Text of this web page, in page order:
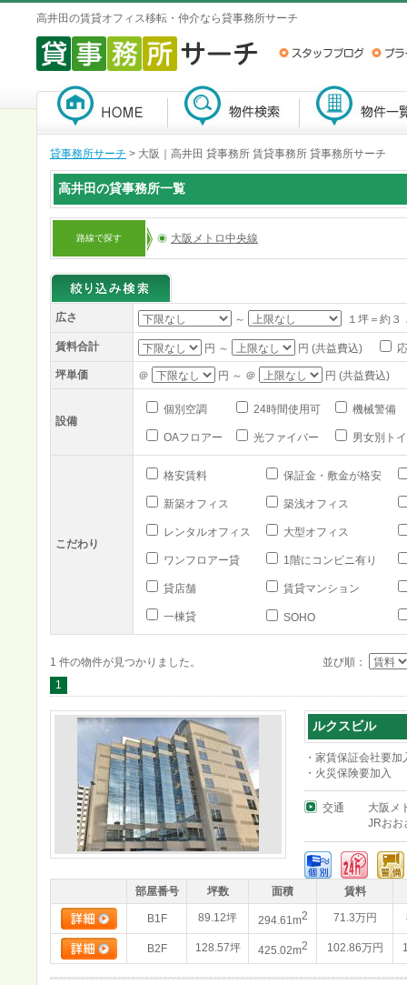
高井田の賃貸オフィス移転・仲介なら貸事務所サーチ
貸事務所サーチ > 大阪｜高井田 貸事務所 賃貸事務所 貸事務所サーチ
高井田の貸事務所一覧
路線で探す 大阪メトロ中央線
広さ ～ １坪＝約３
賃料合計 円 ～ 円 (共益費込)
坪単価 ＠ 円 ～ ＠ 円 (共益費込)
設備
個別空調 24時間使用可 機械警備
OAフロアー 光ファイバー 男女別ト
こだわり
格安賃料 保証金・敷金が格安
新築オフィス 築浅オフィス
レンタルオフィス 大型オフィス
ワンフロアー貸 1階にコンビニ有り
貸店舗 賃貸マンション
一棟貸 SOHO
1 件の物件が見つかりました。
並び順：
1
ルクスビル
・家賃保証会社要加
・火災保険要加入
交通
大阪メ
JRおお
部屋番号 坪数 面積 賃料
B1F 89.12坪 294.61m2 71.3万円
B2F 128.57坪 425.02m2 102.86万円